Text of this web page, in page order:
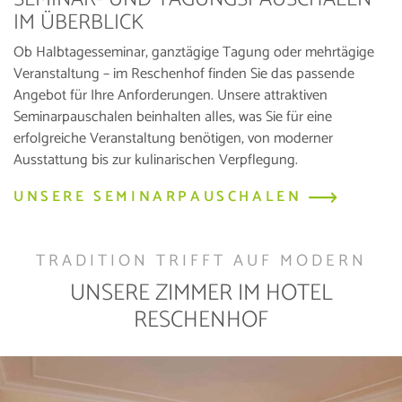
IM ÜBERBLICK
Ob Halbtagesseminar, ganztägige Tagung oder mehrtägige
Veranstaltung – im Reschenhof finden Sie das passende
Angebot für Ihre Anforderungen. Unsere attraktiven
Seminarpauschalen beinhalten alles, was Sie für eine
erfolgreiche Veranstaltung benötigen, von moderner
Ausstattung bis zur kulinarischen Verpflegung.
UNSERE SEMINARPAUSCHALEN
TRADITION TRIFFT AUF MODERN
UNSERE ZIMMER IM HOTEL
RESCHENHOF